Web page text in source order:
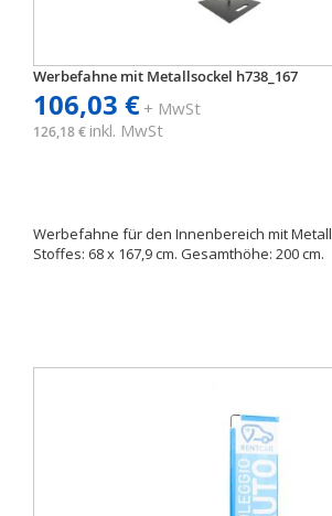
Werbefahne mit Metallsockel h738_167
106,03 €+ MwSt
126,18 € inkl. MwSt
Werbefahne für den Innenbereich mit
Stoffes: 68 x 167,9 cm. Gesamthöhe: 200 cm.